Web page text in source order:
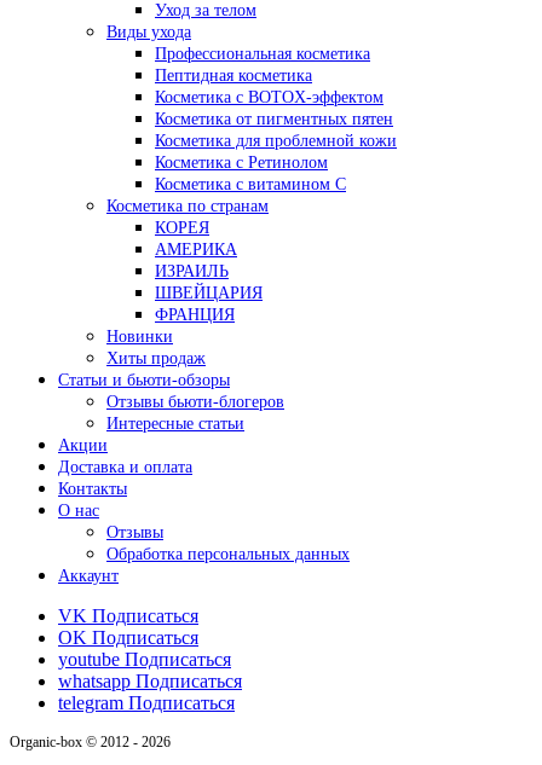
Уход за телом
Виды ухода
Профессиональная косметика
Пептидная косметика
Косметика с BOTOX-эффектом
Косметика от пигментных пятен
Косметика для проблемной кожи
Косметика с Ретинолом
Косметика с витамином С
Косметика по странам
КОРЕЯ
АМЕРИКА
ИЗРАИЛЬ
ШВЕЙЦАРИЯ
ФРАНЦИЯ
Новинки
Хиты продаж
Статьи и бьюти-обзоры
Отзывы бьюти-блогеров
Интересные статьи
Акции
Доставка и оплата
Контакты
О нас
Отзывы
Обработка персональных данных
Аккаунт
VK Подписаться
OK Подписаться
youtube Подписаться
whatsapp Подписаться
telegram Подписаться
Organic-box © 2012 - 2026